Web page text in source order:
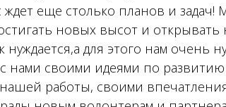
ждет еще столько планов и
новых высот и
нуждается,а для этого нам
нами своими идеями по
работы, своими